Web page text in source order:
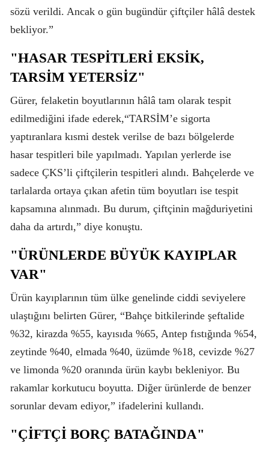
sözü verildi. Ancak o gün bugündür çiftçiler hâlâ destek
bekliyor.”
"HASAR TESPİTLERİ EKSİK,
TARSİM YETERSİZ"
Gürer, felaketin boyutlarının hâlâ tam olarak tespit
edilmediğini ifade ederek,“TARSİM’e sigorta
yaptıranlara kısmi destek verilse de bazı bölgelerde
hasar tespitleri bile yapılmadı. Yapılan yerlerde ise
sadece ÇKS’li çiftçilerin tespitleri alındı. Bahçelerde ve
tarlalarda ortaya çıkan afetin tüm boyutları ise tespit
kapsamına alınmadı. Bu durum, çiftçinin mağduriyetini
daha da artırdı,” diye konuştu.
"ÜRÜNLERDE BÜYÜK KAYIPLAR
VAR"
Ürün kayıplarının tüm ülke genelinde ciddi seviyelere
ulaştığını belirten Gürer, “Bahçe bitkilerinde şeftalide
%32, kirazda %55, kayısıda %65, Antep fıstığında %54,
zeytinde %40, elmada %40, üzümde %18, cevizde %27
ve limonda %20 oranında ürün kaybı bekleniyor. Bu
rakamlar korkutucu boyutta. Diğer ürünlerde de benzer
sorunlar devam ediyor,” ifadelerini kullandı.
"ÇİFTÇİ BORÇ BATAĞINDA"